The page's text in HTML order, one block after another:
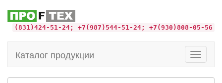
(831)424-51-24; +7(987)544-51-24; +7(930)808-05-56
Toggle
Каталог продукции